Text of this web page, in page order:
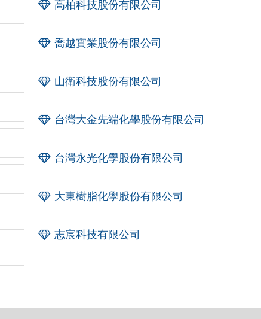
高柏科技股份有限公司
喬越實業股份有限公司
山衛科技股份有限公司
台灣大金先端化學股份有限公司
台灣永光化學股份有限公司
大東樹脂化學股份有限公司
志宸科技有限公司